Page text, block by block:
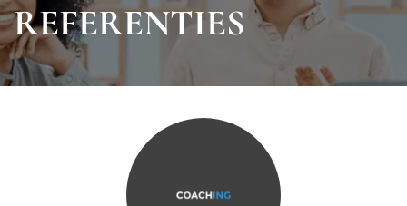
REFERENTIES